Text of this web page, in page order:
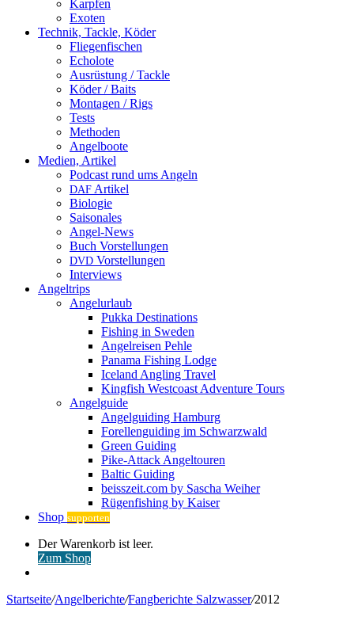
Karpfen
Exoten
Technik, Tackle, Köder
Fliegenfischen
Echolote
Ausrüstung / Tackle
Köder / Baits
Montagen / Rigs
Tests
Methoden
Angelboote
Medien, Artikel
Podcast rund ums Angeln
DAF Artikel
Biologie
Saisonales
Angel-News
Buch Vorstellungen
DVD Vorstellungen
Interviews
Angeltrips
Angelurlaub
Pukka Destinations
Fishing in Sweden
Angelreisen Pehle
Panama Fishing Lodge
Iceland Angling Travel
Kingfish Westcoast Adventure Tours
Angelguide
Angelguiding Hamburg
Forellenguiding im Schwarzwald
Green Guiding
Pike-Attack Angeltouren
Baltic Guiding
beisszeit.com by Sascha Weiher
Rügenfishing by Kaiser
Shop supporten
Warenkorb
ansehen
Der Warenkorb ist leer.
Zum Shop
Startseite/Angelberichte/Fangberichte Salzwasser/2012